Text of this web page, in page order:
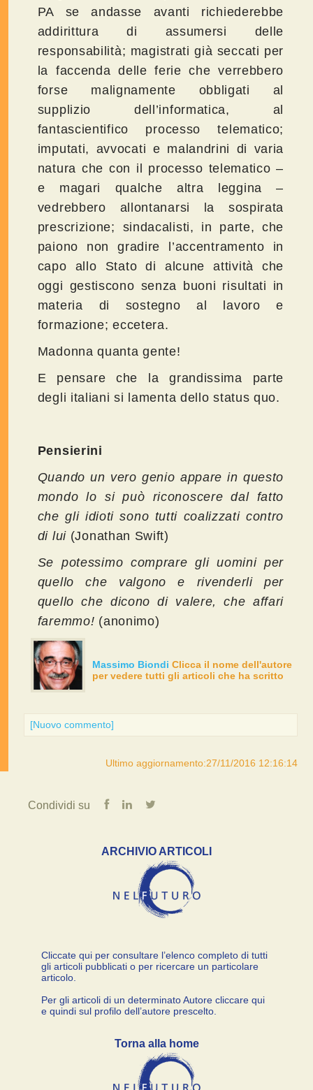
PA se andasse avanti richiederebbe
addirittura di assumersi delle
responsabilità; magistrati già seccati per
la faccenda delle ferie che verrebbero
forse malignamente obbligati al
supplizio dell’informatica, al
fantascientifico processo telematico;
imputati, avvocati e malandrini di varia
natura che con il processo telematico –
e magari qualche altra leggina –
vedrebbero allontanarsi la sospirata
prescrizione; sindacalisti, in parte, che
paiono non gradire l’accentramento in
capo allo Stato di alcune attività che
oggi gestiscono senza buoni risultati in
materia di sostegno al lavoro e
formazione; eccetera.
Madonna quanta gente!
E pensare che la grandissima parte
degli italiani si lamenta dello status quo.
Pensierini
Quando un vero genio appare in questo
mondo lo si può riconoscere dal fatto
che gli idioti sono tutti coalizzati contro
di lui (Jonathan Swift)
Se potessimo comprare gli uomini per
quello che valgono e rivenderli per
quello che dicono di valere, che affari
faremmo! (anonimo)
Massimo Biondi Clicca il nome dell'autore
per vedere tutti gli articoli che ha scritto
[Nuovo commento]
Ultimo aggiornamento:27/11/2016 12:16:14
Condividi su
ARCHIVIO ARTICOLI
Cliccate qui per consultare l’elenco completo di tutti
gli articoli pubblicati o per ricercare un particolare
articolo.
Per gli articoli di un determinato Autore cliccare qui
e quindi sul profilo dell’autore prescelto.
Torna alla home